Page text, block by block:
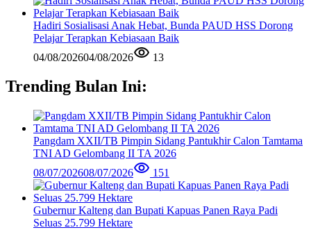
Hadiri Sosialisasi Anak Hebat, Bunda PAUD HSS Dorong
Pelajar Terapkan Kebiasaan Baik
04/08/202604/08/2026 13
Trending Bulan Ini:
Pangdam XXII/TB Pimpin Sidang Pantukhir Calon Tamtama
TNI AD Gelombang II TA 2026
08/07/202608/07/2026 151
Gubernur Kalteng dan Bupati Kapuas Panen Raya Padi
Seluas 25.799 Hektare